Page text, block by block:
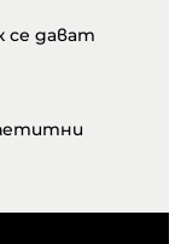
се дават